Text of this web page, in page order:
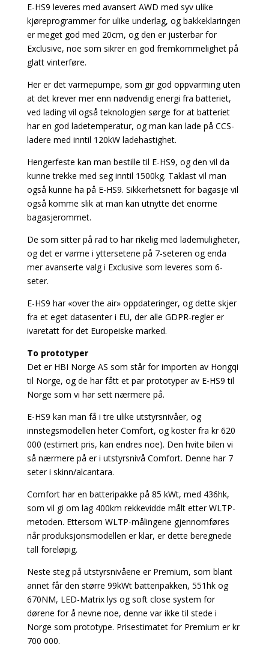
E-HS9 leveres med avansert AWD med syv ulike
kjøreprogrammer for ulike underlag, og bakkeklaringen
er meget god med 20cm, og den er justerbar for
Exclusive, noe som sikrer en god fremkommelighet på
glatt vinterføre.
Her er det varmepumpe, som gir god oppvarming uten
at det krever mer enn nødvendig energi fra batteriet,
ved lading vil også teknologien sørge for at batteriet
har en god ladetemperatur, og man kan lade på CCS-
ladere med inntil 120kW ladehastighet.
Hengerfeste kan man bestille til E-HS9, og den vil da
kunne trekke med seg inntil 1500kg. Taklast vil man
også kunne ha på E-HS9. Sikkerhetsnett for bagasje vil
også komme slik at man kan utnytte det enorme
bagasjerommet.
De som sitter på rad to har rikelig med lademuligheter,
og det er varme i yttersetene på 7-seteren og enda
mer avanserte valg i Exclusive som leveres som 6-
seter.
E-HS9 har «over the air» oppdateringer, og dette skjer
fra et eget datasenter i EU, der alle GDPR-regler er
ivaretatt for det Europeiske marked.
To prototyper
Det er HBI Norge AS som står for importen av Hongqi
til Norge, og de har fått et par prototyper av E-HS9 til
Norge som vi har sett nærmere på.
E-HS9 kan man få i tre ulike utstyrsnivåer, og
innstegsmodellen heter Comfort, og koster fra kr 620
000 (estimert pris, kan endres noe). Den hvite bilen vi
så nærmere på er i utstyrsnivå Comfort. Denne har 7
seter i skinn/alcantara.
Comfort har en batteripakke på 85 kWt, med 436hk,
som vil gi om lag 400km rekkevidde målt etter WLTP-
metoden. Ettersom WLTP-målingene gjennomføres
når produksjonsmodellen er klar, er dette beregnede
tall foreløpig.
Neste steg på utstyrsnivåene er Premium, som blant
annet får den større 99kWt batteripakken, 551hk og
670NM, LED-Matrix lys og soft close system for
dørene for å nevne noe, denne var ikke til stede i
Norge som prototype. Prisestimatet for Premium er kr
700 000.